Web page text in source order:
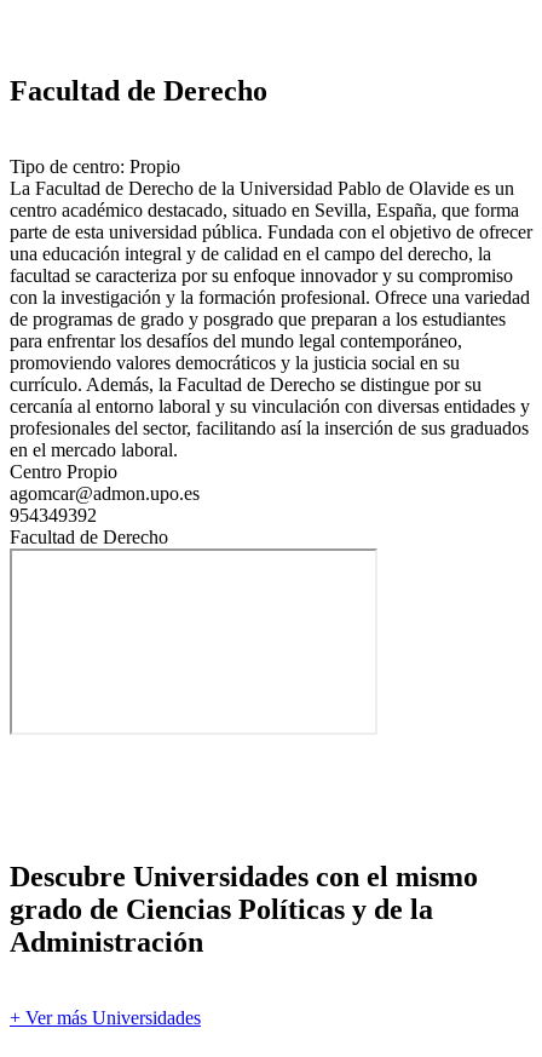
Facultad de Derecho
Tipo de centro: Propio
La Facultad de Derecho de la Universidad Pablo de Olavide es un
centro académico destacado, situado en Sevilla, España, que forma
parte de esta universidad pública. Fundada con el objetivo de ofrecer
una educación integral y de calidad en el campo del derecho, la
facultad se caracteriza por su enfoque innovador y su compromiso
con la investigación y la formación profesional. Ofrece una variedad
de programas de grado y posgrado que preparan a los estudiantes
para enfrentar los desafíos del mundo legal contemporáneo,
promoviendo valores democráticos y la justicia social en su
currículo. Además, la Facultad de Derecho se distingue por su
cercanía al entorno laboral y su vinculación con diversas entidades y
profesionales del sector, facilitando así la inserción de sus graduados
en el mercado laboral.
Centro Propio
agomcar@admon.upo.es
954349392
Facultad de Derecho
Descubre Universidades con el mismo
grado de Ciencias Políticas y de la
Administración
+ Ver más Universidades